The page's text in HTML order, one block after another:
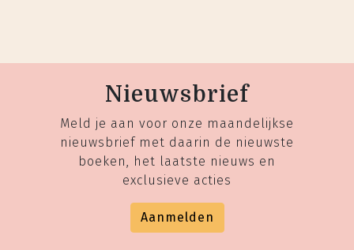
Nieuwsbrief
Meld je aan voor onze maandelijkse
nieuwsbrief met daarin de nieuwste
boeken, het laatste nieuws en
exclusieve acties
Aanmelden